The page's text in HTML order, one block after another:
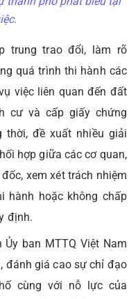
trung trao đổi, làm rõ
quá trình thi hành các
việc liên quan đến đất
cư và cấp giấy chứng
thời, đề xuất nhiều giải
hợp giữa các cơ quan,
xem xét trách nhiệm
hành hoặc không chấp
định.
ban MTTQ Việt Nam
đánh giá cao sự chỉ đạo
cùng với nỗ lực của